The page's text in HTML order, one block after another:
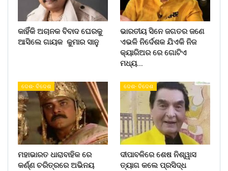
କାହିଁକି ଅଚାନକ ବିବାଦ ଘେରକୁ
ଆସିଲେ ଗାୟକ କୁମାର ସାନୁ
ଭାରତୀୟ ସିନେ ଜଗତର ଜଣେ
ଏଭଳି ନିର୍ଦେଶକ ଯିଏକି ନିଜ
କ୍ୟାରିଅର ରେ ଗୋଟିଏ
ମଧ୍ୟ…
ଦେଶ- ବିଦେଶ
ମହାଭାରତ ଧାରାବାହିକ ରେ
କର୍ଣ୍ଣ ଚରିତ୍ରରେ ଅଭିନୟ
ଦେଶ- ବିଦେଶ
ଦୀପାବଳିରେ ଶେଷ ନିଶ୍ୱାସ
ତ୍ୟାଗ କଲେ ପ୍ରସିଦ୍ଧ